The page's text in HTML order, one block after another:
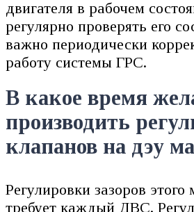
двигателя в рабочем
регулярно проверять его
важно периодически
работу системы ГРС.
В какое время
производить
клапанов на дэу
Регулировки зазоров этого
требует каждый ДВС.